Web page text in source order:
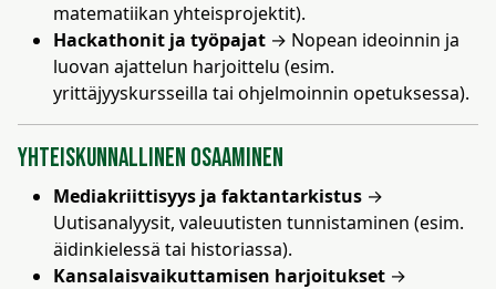
matematiikan yhteisprojektit).
Hackathonit ja työpajat → Nopean ideoinnin ja
luovan ajattelun harjoittelu (esim.
yrittäjyyskursseilla tai ohjelmoinnin opetuksessa).
Yhteiskunnallinen osaaminen
Mediakriittisyys ja faktantarkistus →
Uutisanalyysit, valeuutisten tunnistaminen (esim.
äidinkielessä tai historiassa).
Kansalaisvaikuttamisen harjoitukset →